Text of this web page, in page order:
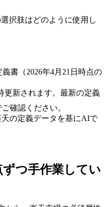
択肢はどのように使用し
義書（2026年4月21日 時点の
更新されます。最新の定義
ご確認ください。
天の定義データを基にAIで
つ手作業してい